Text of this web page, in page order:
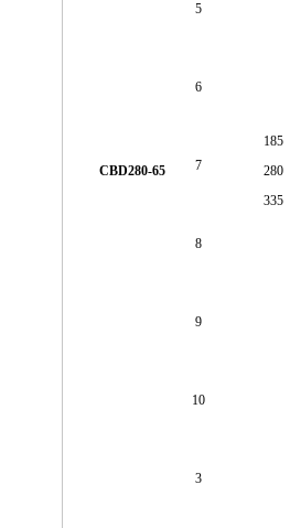
CBD280-65
185
280
335
5
6
7
8
9
10
3